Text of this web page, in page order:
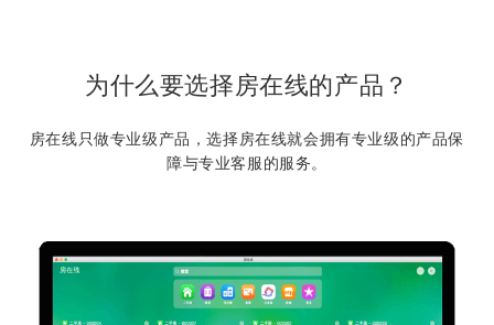
为什么要选择房在线的产品？
房在线只做专业级产品，选择房在线就会拥有专业级的产品保
障与专业客服的服务。